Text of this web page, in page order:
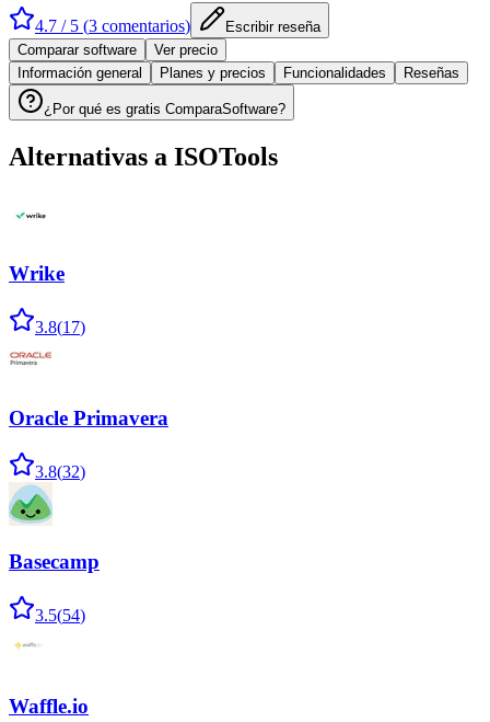
4.7 / 5 (3 comentarios)
Escribir reseña
Comparar software
Ver precio
Información general
Planes y precios Funcionalidades Reseñas
¿Por qué es gratis ComparaSoftware?
Alternativas a ISOTools
Wrike
3.8(17)
Oracle Primavera
3.8(32)
Basecamp
3.5(54)
Waffle.io